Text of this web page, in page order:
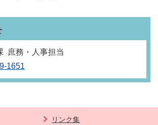
庶務・人事担当
1651
リンク集